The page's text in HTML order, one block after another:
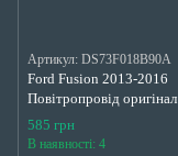
Артикул: DS73F018B90A
Ford Fusion 2013-2016
Повітропровід оригінал
DS73F018B90A
585 грн
В наявності: 4